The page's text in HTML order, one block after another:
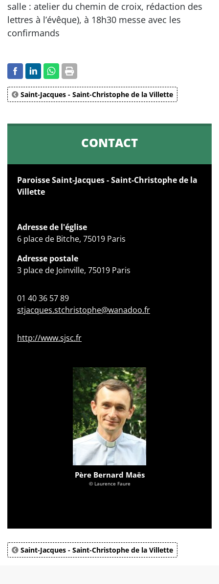
salle : atelier du chemin de croix, rédaction des
lettres à l’évêque), à 18h30 messe avec les
confirmands
Saint-Jacques - Saint-Christophe de la Villette
CONTACT
Paroisse Saint-Jacques - Saint-Christophe de la
Villette
Adresse de l'église
6 place de Bitche, 75019 Paris
Adresse postale
3 place de Joinville, 75019 Paris
01 40 36 57 89
stjacques.stchristophe@wanadoo.fr
http://www.sjsc.fr
Père Bernard Maës
© Laurence Faure
Saint-Jacques - Saint-Christophe de la Villette